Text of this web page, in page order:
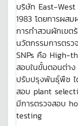
บริษัท East-West
1983 โดยการผสม
การทำสวนผักเขต
นวัตกรรมการตรว
SNPs คือ High-
สอบในขั้นตอนต่า
ปรับปรุงพันธุ์พืช
สอบ plant
มีการตรวจสอบ
testing